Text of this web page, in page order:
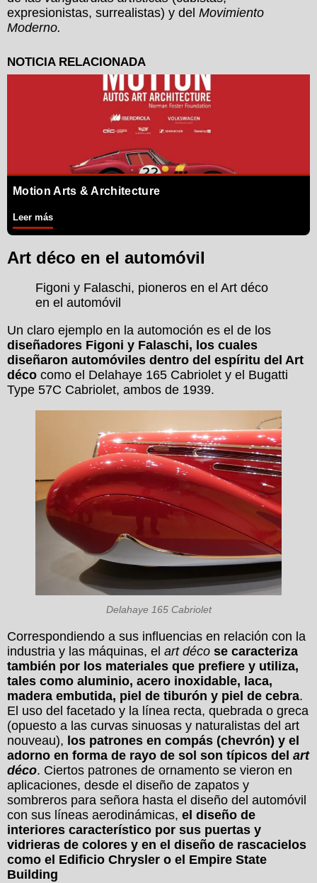
expresionistas, surrealistas) y del Movimiento
Moderno.
Motion Arts & Architecture
Leer más
Art déco en el automóvil
Figoni y Falaschi, pioneros en el Art déco
en el automóvil
Un claro ejemplo en la automoción es el de los
diseñadores Figoni y Falaschi, los cuales
diseñaron automóviles dentro del espíritu del Art
déco como el Delahaye 165 Cabriolet y el Bugatti
Type 57C Cabriolet, ambos de 1939.
Delahaye 165 Cabriolet
Correspondiendo a sus influencias en relación con la
industria y las máquinas, el art déco se caracteriza
también por los materiales que prefiere y utiliza,
tales como aluminio, acero inoxidable, laca,
madera embutida, piel de tiburón y piel de cebra.
El uso del facetado y la línea recta, quebrada o greca
(opuesto a las curvas sinuosas y naturalistas del art
nouveau), los patrones en compás (chevrón) y el
adorno en forma de rayo de sol son típicos del art
déco. Ciertos patrones de ornamento se vieron en
aplicaciones, desde el diseño de zapatos y
sombreros para señora hasta el diseño del automóvil
con sus líneas aerodinámicas, el diseño de
interiores característico por sus puertas y
vidrieras de colores y en el diseño de rascacielos
como el Edificio Chrysler o el Empire State
Building